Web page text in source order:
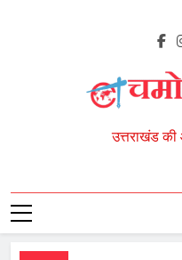
उत्तराखंड